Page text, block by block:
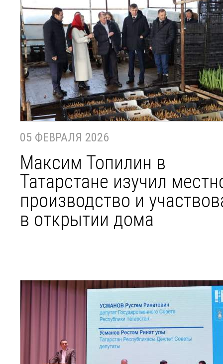
05 ФЕВРАЛЯ 2026
Максим Топилин в
Татарстане изучил
производство и
в открытии дома